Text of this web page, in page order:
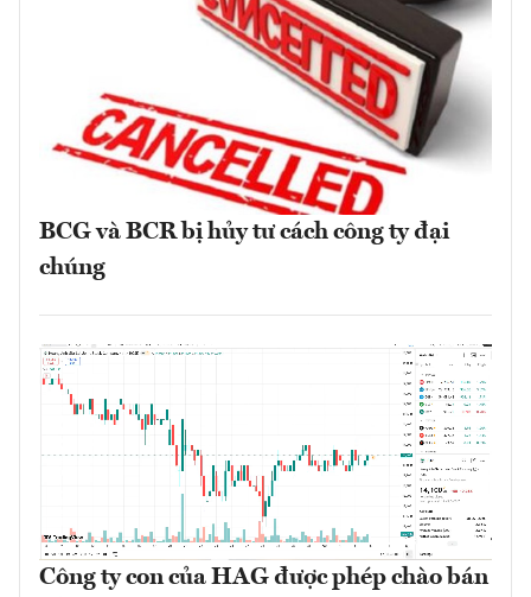
BCG và BCR bị hủy tư cách công ty đại
chúng
Công ty con của HAG được phép chào bán